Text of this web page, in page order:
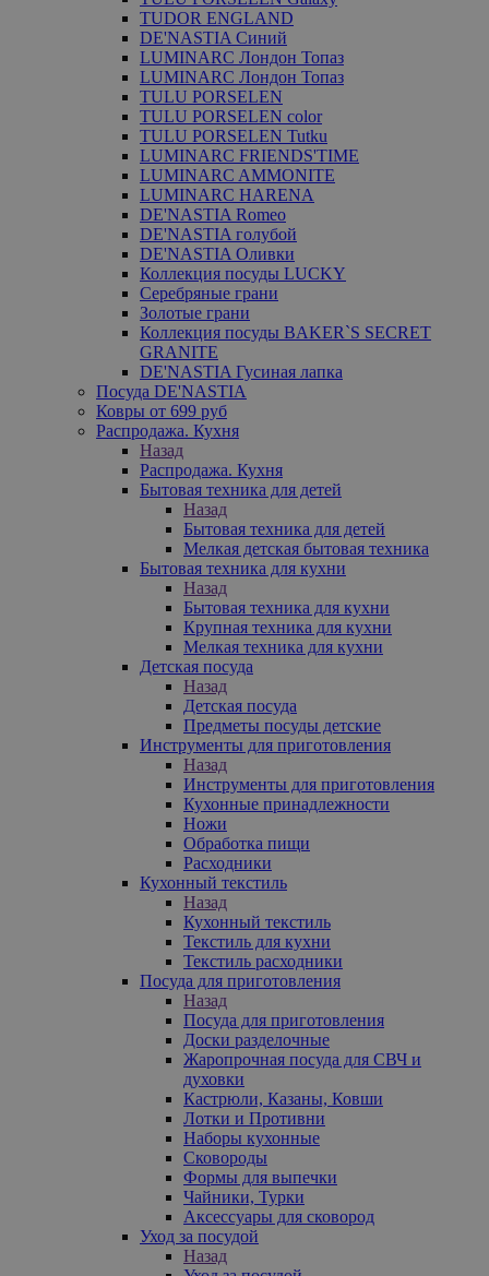
TUDOR ENGLAND
DE'NASTIA Синий
LUMINARC Лондон Топаз
LUMINARC Лондон Топаз
TULU PORSELEN
TULU PORSELEN color
TULU PORSELEN Tutku
LUMINARC FRIENDS'TIME
LUMINARC AMMONITE
LUMINARC HARENA
DE'NASTIA Romeo
DE'NASTIA голубой
DE'NASTIA Оливки
Коллекция посуды LUCKY
Серебряные грани
Золотые грани
Коллекция посуды BAKER`S SECRET
GRANITE
DE'NASTIA Гусиная лапка
Посуда DE'NASTIA
Ковры от 699 руб
Распродажа. Кухня
Назад
Распродажа. Кухня
Бытовая техника для детей
Назад
Бытовая техника для детей
Мелкая детская бытовая техника
Бытовая техника для кухни
Назад
Бытовая техника для кухни
Крупная техника для кухни
Мелкая техника для кухни
Детская посуда
Назад
Детская посуда
Предметы посуды детские
Инструменты для приготовления
Назад
Инструменты для приготовления
Кухонные принадлежности
Ножи
Обработка пищи
Расходники
Кухонный текстиль
Назад
Кухонный текстиль
Текстиль для кухни
Текстиль расходники
Посуда для приготовления
Назад
Посуда для приготовления
Доски разделочные
Жаропрочная посуда для СВЧ и
духовки
Кастрюли, Казаны, Ковши
Лотки и Противни
Наборы кухонные
Сковороды
Формы для выпечки
Чайники, Турки
Аксессуары для сковород
Уход за посудой
Назад